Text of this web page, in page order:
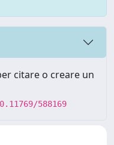
citare o creare un
588169